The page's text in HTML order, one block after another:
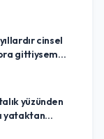
Ama yine
tutmak
mü? Bana
cinsel
gittiysem
mu bi çaresi
yüzünden
yataktan
İşten